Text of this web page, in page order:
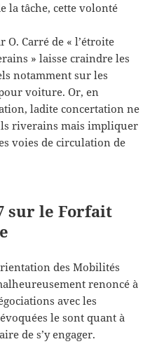
la tâche, cette volonté
O. Carré de « l’étroite
» laisse craindre les
notamment sur les
voiture. Or, en
ladite concertation ne
riverains mais impliquer
voies de circulation de
sur le Forfait
des Mobilités
renoncé à
avec les
le sont quant à
de s’y engager.